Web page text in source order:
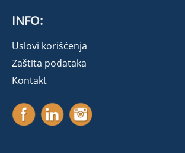
INFO:
Uslovi korišćenja
Zaštita podataka
Kontakt